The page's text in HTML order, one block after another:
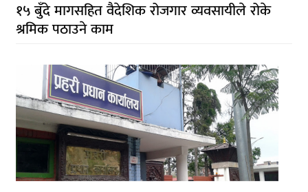
१५ बुँदे मागसहित वैदेशिक रोजगार व्यवसायीले रोके
श्रमिक पठाउने काम